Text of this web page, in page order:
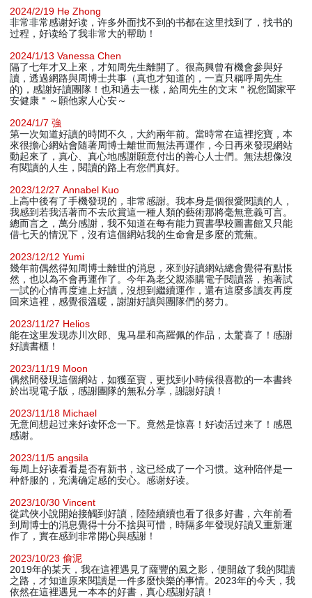
2024/2/19 He Zhong
非常非常感谢好读，许多外面找不到的书都在这里找到了，找书的
过程，好读给了我非常大的帮助！
2024/1/13 Vanessa Chen
隔了七年才又上來，才知周先生離開了。很高興曾有機會參與好
讀，透過網路與周博士共事（真也才知道的，一直只稱呼周先生
的)，感謝好讀團隊！也和過去一樣，給周先生的文末＂祝您闔家平
安健康＂～願他家人心安～
2024/1/7 強
第一次知道好讀的時間不久，大約兩年前。當時常在這裡挖寶，本
來很擔心網站會隨著周博士離世而無法再運作，今日再來發現網站
動起來了，真心、真心地感謝願意付出的善心人士們。無法想像沒
有閱讀的人生，閱讀的路上有您們真好。
2023/12/27 Annabel Kuo
上高中後有了手機發現的，非常感謝。我本身是個很愛閱讀的人，
我感到若我活著而不去欣賞這一種人類的藝術那將毫無意義可言。
總而言之，萬分感謝，我不知道在每有能力買書學校圖書館又只能
借七天的情況下，沒有這個網站我的生命會是多麼的荒蕪。
2023/12/12 Yumi
幾年前偶然得知周博士離世的消息，來到好讀網站總會覺得有點悵
然，也以為不會再運作了。今年為老父親添購電子閱讀器，抱著試
一試的心情再度連上好讀，沒想到繼續運作，還有這麼多讀友再度
回來這裡，感覺很溫暖，謝謝好讀與團隊們的努力。
2023/11/27 Helios
能在这里发现赤川次郎、鬼马星和高羅佩的作品，太驚喜了！感謝
好讀書櫃！
2023/11/19 Moon
偶然間發現這個網站，如獲至寶，更找到小時候很喜歡的一本書終
於出現電子版，感謝團隊的無私分享，謝謝好讀！
2023/11/18 Michael
无意间想起过来好读怀念一下。竟然是惊喜！好读活过来了！感恩
感谢。
2023/11/5 angsila
每周上好读看看是否有新书，这已经成了一个习惯。这种陪伴是一
种舒服的，充满确定感的安心。感谢好读。
2023/10/30 Vincent
從武俠小說開始接觸到好讀，陸陸續續也看了很多好書，六年前看
到周博士的消息覺得十分不捨與可惜，時隔多年發現好讀又重新運
作了，實在感到非常開心與感謝！
2023/10/23 偷泥
2019年的某天，我在這裡遇見了薩豐的風之影，便開啟了我的閱讀
之路，才知道原來閱讀是一件多麼快樂的事情。2023年的今天，我
依然在這裡遇見一本本的好書，真心感謝好讀！